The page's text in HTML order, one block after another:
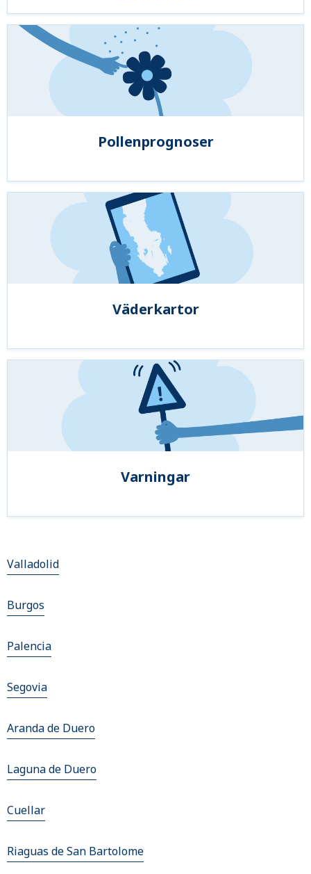
Pollenprognoser
Väderkartor
Varningar
Valladolid
Burgos
Palencia
Segovia
Aranda de Duero
Laguna de Duero
Cuellar
Riaguas de San Bartolome